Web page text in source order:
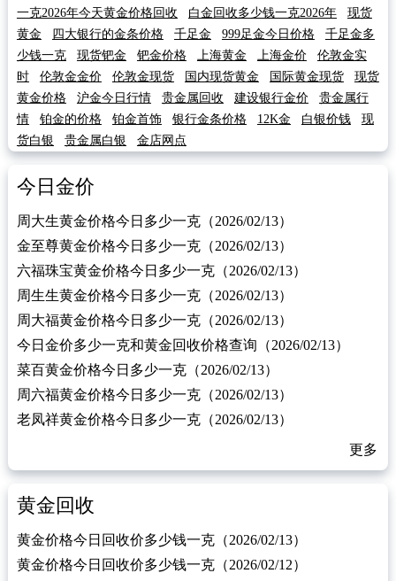
一克2026年今天黄金价格回收
白金回收多少钱一克2026年
现货
黄金
四大银行的金条价格 千足金 999足金今日价格
千足金多
少钱一克
现货钯金 钯金价格 上海黄金 上海金价
伦敦金实
时
伦敦金金价 伦敦金现货 国内现货黄金 国际黄金现货
现货
黄金价格
沪金今日行情 贵金属回收 建设银行金价
贵金属行
情
铂金的价格 铂金首饰 银行金条价格 12K金 白银价钱
现
货白银
贵金属白银 金店网点
今日金价
周大生黄金价格今日多少一克（2026/02/13）
金至尊黄金价格今日多少一克（2026/02/13）
六福珠宝黄金价格今日多少一克（2026/02/13）
周生生黄金价格今日多少一克（2026/02/13）
周大福黄金价格今日多少一克（2026/02/13）
今日金价多少一克和黄金回收价格查询（2026/02/13）
菜百黄金价格今日多少一克（2026/02/13）
周六福黄金价格今日多少一克（2026/02/13）
老凤祥黄金价格今日多少一克（2026/02/13）
更多
黄金回收
黄金价格今日回收价多少钱一克（2026/02/13）
黄金价格今日回收价多少钱一克（2026/02/12）